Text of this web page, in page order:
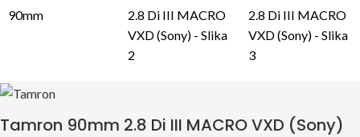
Tamron 90mm 2.8 Di III MACRO VXD (Sony)